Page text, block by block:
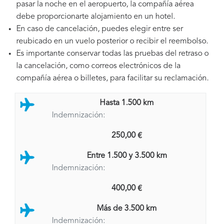
pasar la noche en el aeropuerto, la compañía aérea
debe proporcionarte alojamiento en un hotel.
En caso de cancelación, puedes elegir entre ser
reubicado en un vuelo posterior o recibir el reembolso.
Es importante conservar todas las pruebas del retraso o
la cancelación, como correos electrónicos de la
compañía aérea o billetes, para facilitar su reclamación.
Hasta 1.500 km
Indemnización:
250,00 €
Entre 1.500 y 3.500 km
Indemnización:
400,00 €
Más de 3.500 km
Indemnización: